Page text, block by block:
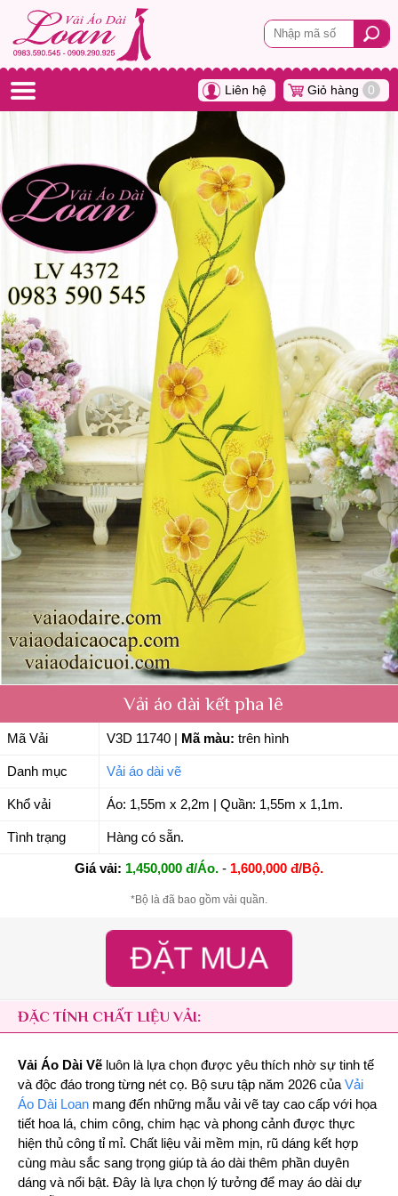
Liên hệ Giỏ hàng 0
Vải áo dài kết pha lê
Mã Vải V3D 11740 Mã màu: trên hình
Danh mục Vải áo dài vẽ
Khổ vải Áo: 1,55m x 2,2m | Quần: 1,55m x 1,1m.
Tình trạng Hàng có sẵn.
Giá vải: 1,450,000 đ/Áo. - 1,600,000 đ/Bộ.
*Bộ là đã bao gồm vải quần.
ĐẶT MUA
ĐẶC TÍNH CHẤT LIỆU VẢI:
Vải Áo Dài Vẽ luôn là lựa chọn được yêu thích nhờ sự tinh tế
và độc đáo trong từng nét cọ. Bộ sưu tập năm 2026 của Vải
Áo Dài Loan mang đến những mẫu vải vẽ tay cao cấp với họa
tiết hoa lá, chim công, chim hạc và phong cảnh được thực
hiện thủ công tỉ mỉ. Chất liệu vải mềm mịn, rũ dáng kết hợp
cùng màu sắc sang trọng giúp tà áo dài thêm phần duyên
dáng và nổi bật. Đây là lựa chọn lý tưởng để may áo dài dự